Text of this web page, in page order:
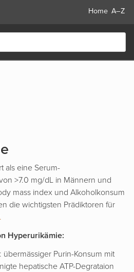
Home A–Z
als eine Serum-
>7.0 mg/dL in Männern und
mass index und Alkoholkonsum
die wichtigsten Prädiktoren für
Hyperurikämie:
Purin-Konsum mit
hepatische ATP-Degrataion